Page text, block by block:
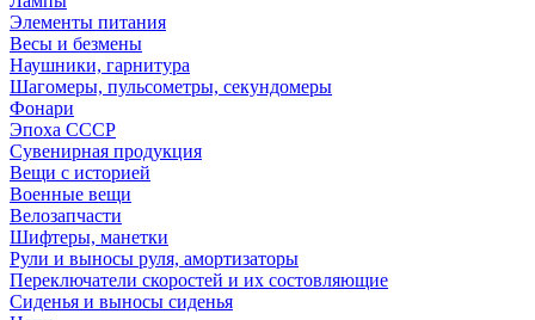
Элементы питания
Весы и безмены
Наушники, гарнитура
Шагомеры, пульсометры, секундомеры
Фонари
Эпоха СССР
Сувенирная продукция
Вещи с историей
Военные вещи
Велозапчасти
Шифтеры, манетки
Рули и выносы руля, амортизаторы
Переключатели скоростей и их состовляющие
Сиденья и выносы сиденья